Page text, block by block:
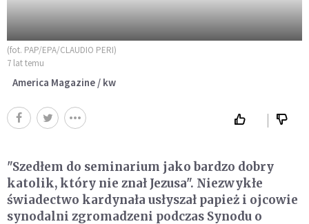
(fot. PAP/EPA/CLAUDIO PERI)
7 lat temu
America Magazine / kw
"Szedłem do seminarium jako bardzo dobry
katolik, który nie znał Jezusa". Niezwykłe
świadectwo kardynała usłyszał papież i ojcowie
synodalni zgromadzeni podczas Synodu o